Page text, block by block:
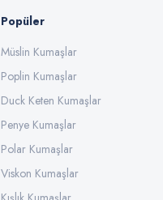
Popüler
Müslin Kumaşlar
Poplin Kumaşlar
Duck Keten Kumaşlar
Penye Kumaşlar
Polar Kumaşlar
Viskon Kumaşlar